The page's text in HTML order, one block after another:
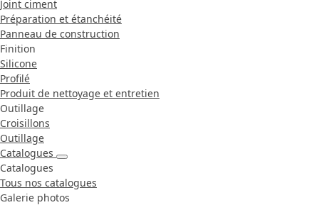
Joint ciment
Préparation et étanchéité
Panneau de construction
Finition
Silicone
Profilé
Produit de nettoyage et entretien
Outillage
Croisillons
Outillage
Catalogues
Catalogues
Tous nos catalogues
Galerie photos